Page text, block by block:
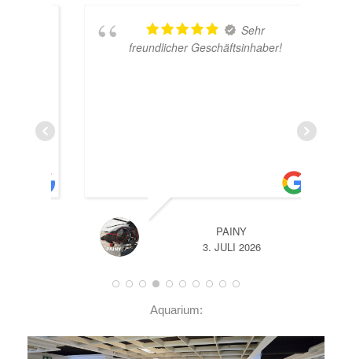
Sehr
freundlicher Geschäftsinhaber!
PAINY
3. JULI 2026
Aquarium: